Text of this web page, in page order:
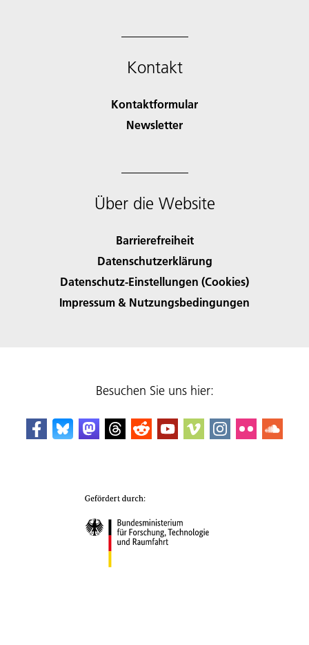
Kontakt
Kontaktformular
Newsletter
Über die Website
Barrierefreiheit
Datenschutzerklärung
Datenschutz-Einstellungen (Cookies)
Impressum & Nutzungsbedingungen
Besuchen Sie uns hier: